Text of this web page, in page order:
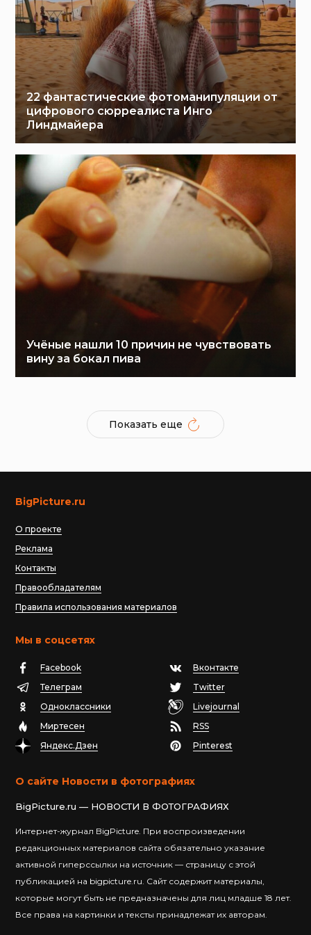
22 фантастические фотоманипуляции от
цифрового сюрреалиста Инго
Линдмайера
Учёные нашли 10 причин не чувствовать
вину за бокал пива
Показать еще
BigPicture.ru
О проекте
Реклама
Контакты
Правообладателям
Правила использования материалов
Мы в соцсетях
Facebook
Вконтакте
Телеграм
Twitter
Одноклассники
Livejournal
Миртесен
RSS
Яндекс.Дзен
Pinterest
О сайте Новости в фотографиях
BigPicture.ru — НОВОСТИ В ФОТОГРАФИЯХ
Интернет-журнал BigPicture. При воспроизведении
редакционных материалов сайта обязательно указание
активной гиперссылки на источник — страницу с этой
публикацией на bigpicture.ru. Сайт содержит материалы,
которые могут быть не предназначены для лиц младше 18 лет.
Все права на картинки и тексты принадлежат их авторам.